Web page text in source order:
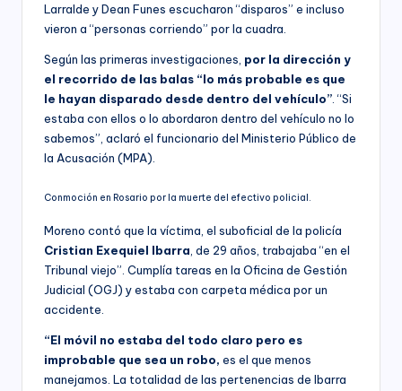
Larralde y Dean Funes escucharon “disparos” e incluso
vieron a “personas corriendo” por la cuadra.
Según las primeras investigaciones, por la dirección y
el recorrido de las balas “lo más probable es que
le hayan disparado desde dentro del vehículo” . “Si
estaba con ellos o lo abordaron dentro del vehículo no lo
sabemos”, aclaró el funcionario del Ministerio Público de
la Acusación (MPA).
Conmoción en Rosario por la muerte del efectivo policial.
Moreno contó que la víctima, el suboficial de la policía
Cristian Exequiel Ibarra, de 29 años, trabajaba “en el
Tribunal viejo”. Cumplía tareas en la Oficina de Gestión
Judicial (OGJ) y estaba con carpeta médica por un
accidente.
“El móvil no estaba del todo claro pero es
improbable que sea un robo, es el que menos
manejamos. La totalidad de las pertenencias de Ibarra